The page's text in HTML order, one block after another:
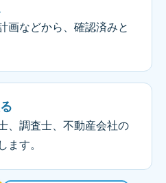
画などから、確認済みと
、調査士、不動産会社の
ます。